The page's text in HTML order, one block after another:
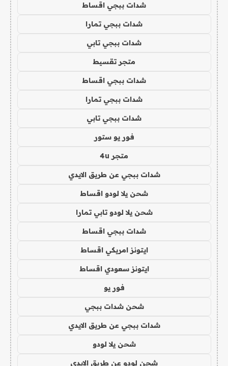
شدات ببجي اقساط
شدات ببجي تمارا
شدات ببجي تابي
متجر تقسيط
شدات ببجي اقساط
شدات ببجي تمارا
شدات ببجي تابي
فور يو ستور
متجر 4u
شدات ببجي عن طريق الايدي
شحن يلا لودو اقساط
شحن يلا لودو تابي تمارا
شدات ببجي اقساط
ايتونز امريكي اقساط
ايتونز سعودي اقساط
فور يو
شحن شدات ببجي
شدات ببجي عن طريق الايدي
شحن يلا لودو
شحن لودو عن طريق الايدي